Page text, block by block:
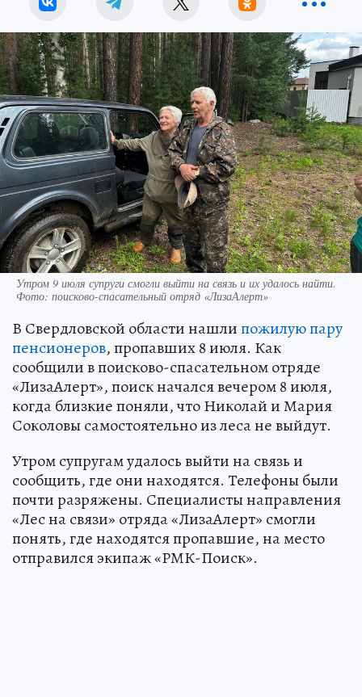
Утром 9 июля супруги смогли выйти на связь и их удалось найти.
Фото: поисково-спасательный отряд «ЛизаАлерт»
В Свердловской области нашлипожилую пару
пенсионеров, пропавших 8 июля. Как
сообщили в поисково-спасательном отряде
«ЛизаАлерт», поиск начался вечером 8 июля,
когда близкие поняли, что Николай и Мария
Соколовы самостоятельно из леса не выйдут.
Утром супругам удалось выйти на связь и
сообщить, где они находятся. Телефоны были
почти разряжены. Специалисты направления
«Лес на связи» отряда «ЛизаАлерт» смогли
понять, где находятся пропавшие, на место
отправился экипаж «РМК-Поиск».